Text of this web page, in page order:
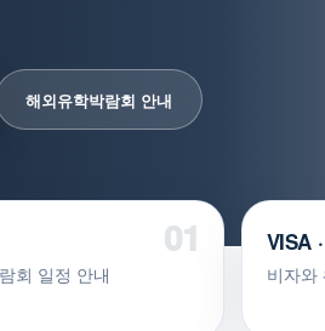
해외유학박람회 안내
회 일정 안내
VISA
비자와